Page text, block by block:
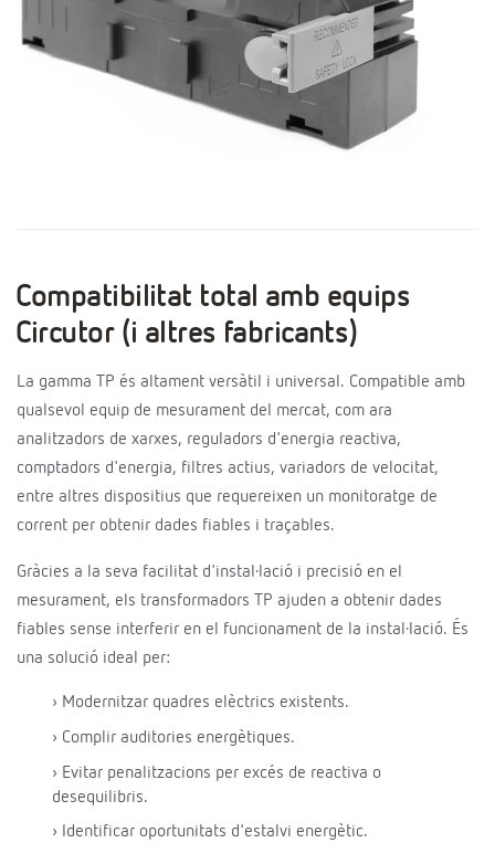
Compatibilitat total amb equips
Circutor (i altres fabricants)
La gamma TP és altament versàtil i universal. Compatible amb
qualsevol equip de mesurament del mercat, com ara
analitzadors de xarxes, reguladors d'energia reactiva,
comptadors d'energia, filtres actius, variadors de velocitat,
entre altres dispositius que requereixen un monitoratge de
corrent per obtenir dades fiables i traçables.
Gràcies a la seva facilitat d'instal·lació i precisió en el
mesurament, els transformadors TP ajuden a obtenir dades
fiables sense interferir en el funcionament de la instal·lació. És
una solució ideal per:
› Modernitzar quadres elèctrics existents.
› Complir auditories energètiques.
› Evitar penalitzacions per excés de reactiva o
desequilibris.
› Identificar oportunitats d'estalvi energètic.